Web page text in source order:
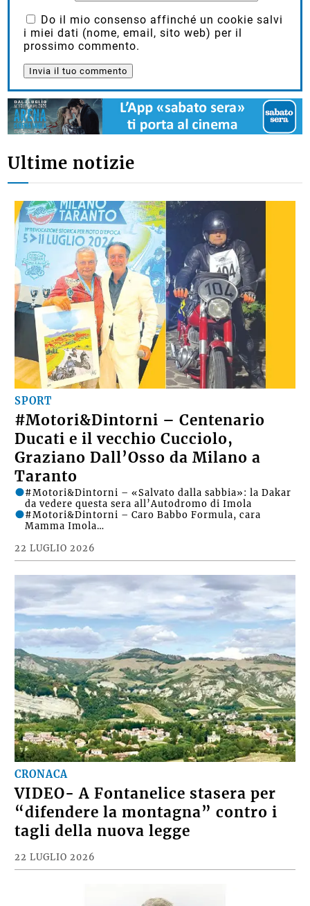
Do il mio consenso affinché un cookie salvi
i miei dati (nome, email, sito web) per il
prossimo commento.
Ultime notizie
SPORT
#Motori&Dintorni – Centenario
Ducati e il vecchio Cucciolo,
Graziano Dall’Osso da Milano a
Taranto
22 LUGLIO 2026
#Motori&Dintorni – «Salvato dalla sabbia»: la Dakar
da vedere questa sera all’Autodromo di Imola
#Motori&Dintorni – Caro Babbo Formula, cara
Mamma Imola…
CRONACA
VIDEO- A Fontanelice stasera per
“difendere la montagna” contro i
tagli della nuova legge
22 LUGLIO 2026